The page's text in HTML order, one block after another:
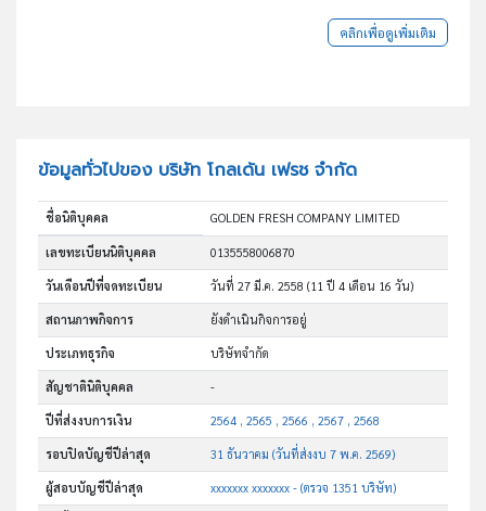
คลิกเพื่อดูเพิ่มเติม
ข้อมูลทั่วไปของ บริษัท โกลเด้น เฟรช จำกัด
ชื่อนิติบุคคล GOLDEN FRESH COMPANY LIMITED
เลขทะเบียนนิติบุคคล 0135558006870
วันเดือนปีที่จดทะเบียน วันที่ 27 มี.ค. 2558(11 ปี 4 เดือน 16 วัน)
สถานภาพกิจการ ยังดำเนินกิจการอยู่
ประเภทธุรกิจ บริษัทจำกัด
สัญชาตินิติบุคคล -
ปีที่ส่งงบการเงิน 2564 , 2565 , 2566 , 2567 , 2568
รอบปิดบัญชีปีล่าสุด 31 ธันวาคม (วันที่ส่งงบ 7 พ.ค. 2569)
ผู้สอบบัญชีปีล่าสุด xxxxxxx xxxxxxx - (ตรวจ 1351 บริษัท)